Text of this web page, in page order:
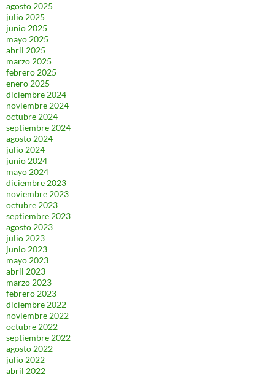
agosto 2025
julio 2025
junio 2025
mayo 2025
abril 2025
marzo 2025
febrero 2025
enero 2025
diciembre 2024
noviembre 2024
octubre 2024
septiembre 2024
agosto 2024
julio 2024
junio 2024
mayo 2024
diciembre 2023
noviembre 2023
octubre 2023
septiembre 2023
agosto 2023
julio 2023
junio 2023
mayo 2023
abril 2023
marzo 2023
febrero 2023
diciembre 2022
noviembre 2022
octubre 2022
septiembre 2022
agosto 2022
julio 2022
abril 2022